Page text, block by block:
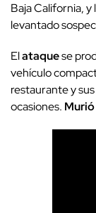
Baja California, y
levantado
Elataquese
vehículo
restaurante y
ocasiones.